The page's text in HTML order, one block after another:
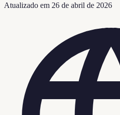
Atualizado em 26 de abril de 2026